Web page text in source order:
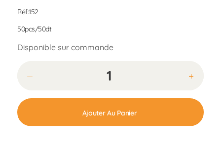
Réf:152
50pcs/50dt
Disponible sur commande
Ajouter Au Panier